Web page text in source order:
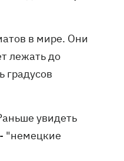
в мире. Они
лежать до
градусов
увидеть
"немецкие